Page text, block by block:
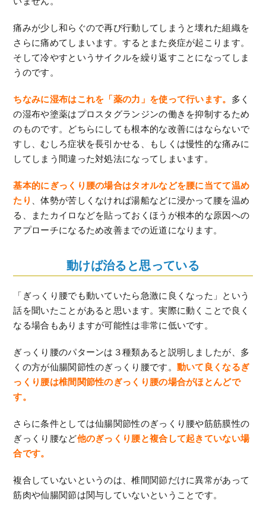
痛みが少し和らぐので再び行動してしまうと壊れた組織を
さらに痛めてしまいます。するとまた炎症が起こります。
そして冷やすというサイクルを繰り返すことになってしま
うのです。
ちなみに湿布はこれを「薬の力」を使って行います。 多く
の湿布や塗薬はプロスタグランジンの働きを抑制するため
のものです。どちらにしても根本的な改善にはならないで
すし、むしろ症状を長引かせる、もしくは慢性的な痛みに
してしまう間違った対処法になってしまいます。
基本的にぎっくり腰の場合はタオルなどを腰に当てて温め
たり
、体勢が苦しくなければ湯船などに浸かって腰を温め
る、またカイロなどを貼っておくほうが根本的な原因への
アプローチになるため改善までの近道になります。
動けば治ると思っている
「ぎっくり腰でも動いていたら急激に良くなった」という
話を聞いたことがあると思います。実際に動くことで良く
なる場合もありますが可能性は非常に低いです。
ぎっくり腰のパターンは３種類あると説明しましたが、多
くの方が仙腸関節性のぎっくり腰です。 動いて良くなるぎ
っくり腰は椎間関節性のぎっくり腰の場合がほとんどで
す。
さらに条件としては仙腸関節性のぎっくり腰や筋筋膜性の
ぎっくり腰など他のぎっくり腰と複合して起きていない場
合です。
複合していないというのは、椎間関節だけに異常があって
筋肉や仙腸関節は関与していないということです。